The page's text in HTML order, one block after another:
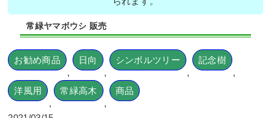
常緑ヤマボウシ 販売
お勧め商品
,
日向
,
シンボルツリー
,
記念樹
,
洋風用
,
常緑高木
,
商品